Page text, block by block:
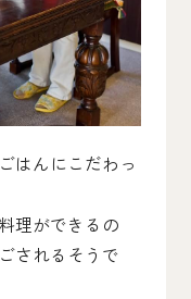
はんにこだわっ
理ができるの
されるそうで